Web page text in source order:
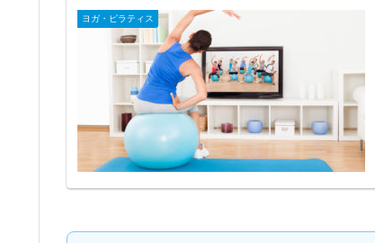
ヨガ・ピラティス